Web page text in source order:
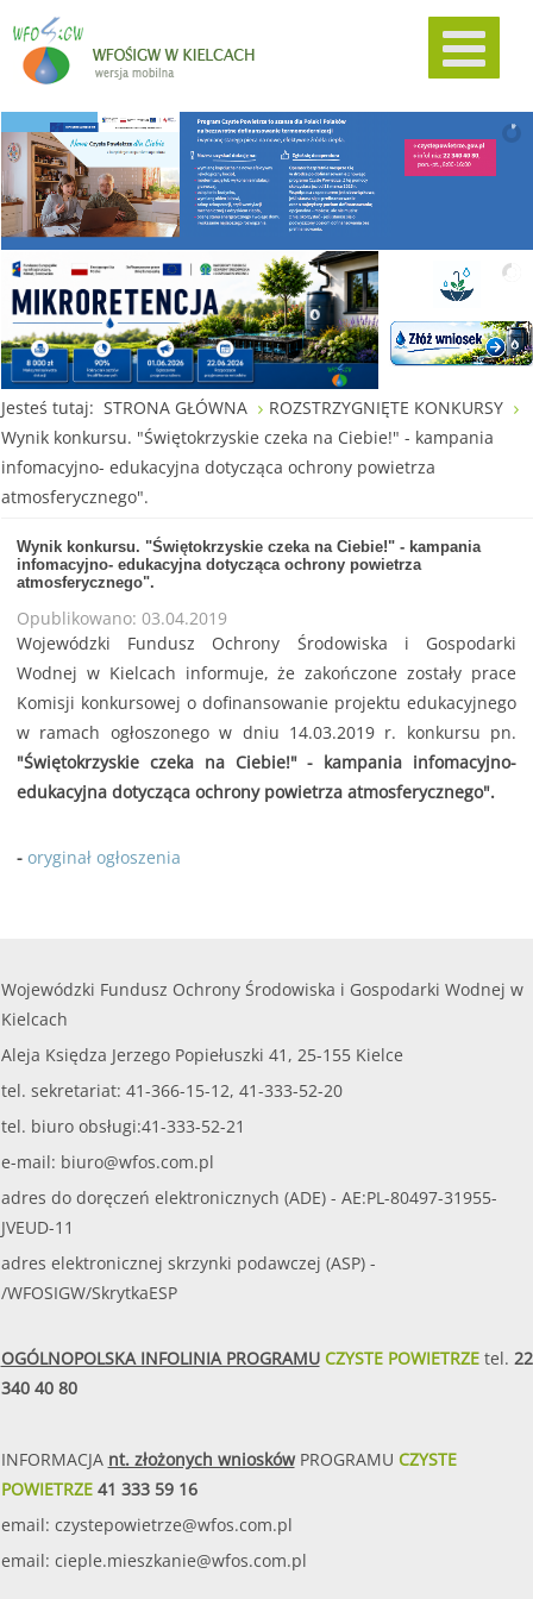
Jesteś tutaj: STRONA GŁÓWNA
ROZSTRZYGNIĘTE KONKURSY
Wynik konkursu. "Świętokrzyskie czeka na Ciebie!" - kampania
infomacyjno- edukacyjna dotycząca ochrony powietrza
atmosferycznego".
Wynik konkursu. "Świętokrzyskie czeka na Ciebie!" - kampania
infomacyjno- edukacyjna dotycząca ochrony powietrza
atmosferycznego".
Opublikowano: 03.04.2019
Wojewódzki Fundusz Ochrony Środowiska i Gospodarki
Wodnej w Kielcach informuje, że zakończone zostały prace
Komisji konkursowej o dofinansowanie projektu edukacyjnego
w ramach ogłoszonego w dniu 14.03.2019 r. konkursu pn.
"Świętokrzyskie czeka na Ciebie!" - kampania infomacyjno-
edukacyjna dotycząca ochrony powietrza atmosferycznego".
- oryginał ogłoszenia
Wojewódzki Fundusz Ochrony Środowiska i Gospodarki Wodnej w
Kielcach
Aleja Księdza Jerzego Popiełuszki 41, 25-155 Kielce
tel. sekretariat: 41-366-15-12, 41-333-52-20
tel. biuro obsługi:41-333-52-21
e-mail: biuro@wfos.com.pl
adres do doręczeń elektronicznych (ADE) - AE:PL-80497-31955-
JVEUD-11
adres elektronicznej skrzynki podawczej (ASP) -
/WFOSIGW/SkrytkaESP
OGÓLNOPOLSKA INFOLINIA PROGRAMUCZYSTE POWIETRZEtel. 22
340 40 80
INFORMACJA nt. złożonych wnioskówPROGRAMU CZYSTE
POWIETRZE41 333 59 16
email: czystepowietrze@wfos.com.pl
email: cieple.mieszkanie@wfos.com.pl